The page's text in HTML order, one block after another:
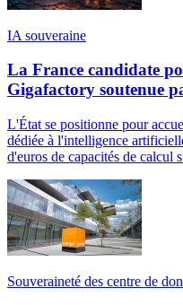
IA souveraine
La France candidate
Gigafactory soutenue
L'État se positionne pour
dédiée à l'intelligence
d'euros de capacités de calcul
Souveraineté des centre de